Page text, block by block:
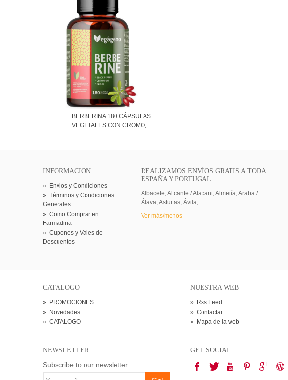
BERBERINA 180 CÁPSULAS
VEGETALES CON CROMO,...
INFORMACION
» Envios y Condiciones
» Términos y Condiciones
Generales
» Como Comprar en
Farmadina
» Cupones y Vales de
Descuentos
REALIZAMOS ENVÍOS GRATIS A TODA
ESPAÑA Y PORTUGAL:
Albacete, Alicante / Alacant, Almería, Araba /
Álava, Asturias, Ávila,
Ver más/menos
CATÁLOGO
» PROMOCIONES
» Novedades
» CATALOGO
NUESTRA WEB
» Rss Feed
» Contactar
» Mapa de la web
NEWSLETTER
Subscribe to our newsletter.
GET SOCIAL